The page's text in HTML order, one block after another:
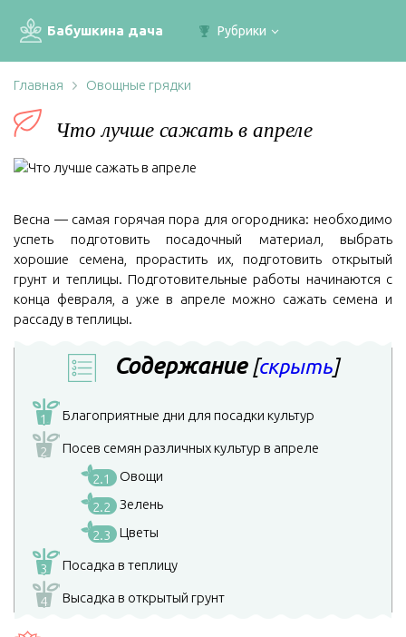
Бабушкина дача Рубрики
Главная Овощные грядки
Что лучше сажать в апреле
Весна — самая горячая пора для огородника: необходимо
успеть подготовить посадочный материал, выбрать
хорошие семена, прорастить их, подготовить открытый
грунт и теплицы. Подготовительные работы начинаются с
конца февраля, а уже в апреле можно сажать семена и
рассаду в теплицы.
Содержание [скрыть]
1 Благоприятные дни для посадки культур
2
Посев семян различных культур в апреле
2.1 Овощи
2.2 Зелень
2.3 Цветы
3 Посадка в теплицу
4 Высадка в открытый грунт